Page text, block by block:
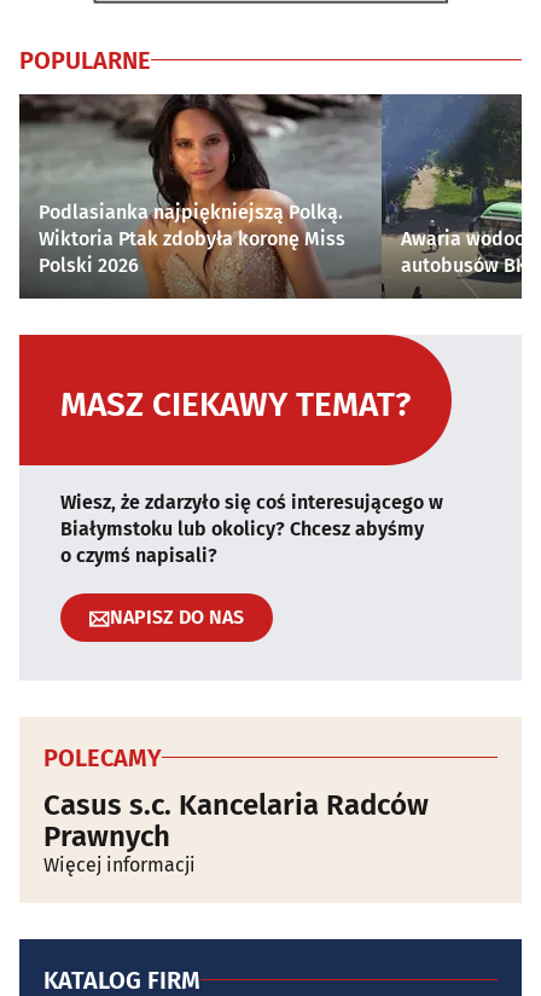
POPULARNE
Podlasianka najpiękniejszą Polką.
Wiktoria Ptak zdobyła koronę Miss
Polski 2026
Awaria
autobusów
MASZ CIEKAWY TEMAT?
Wiesz, że zdarzyło się coś interesującego w
Białymstoku lub okolicy? Chcesz abyśmy
o czymś napisali?
NAPISZ DO NAS
POLECAMY
Casus s.c. Kancelaria Radców
Prawnych
Więcej informacji
KATALOG FIRM